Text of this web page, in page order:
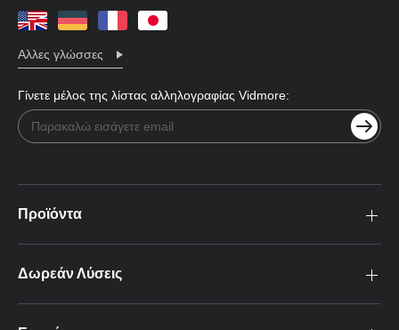
Αλλες γλώσσες
Γίνετε μέλος της λίστας αλληλογραφίας Vidmore:
Προϊόντα
Δωρεάν Λύσεις